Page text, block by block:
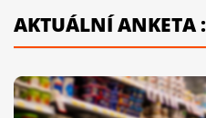
AKTUÁLNÍ ANKETA :